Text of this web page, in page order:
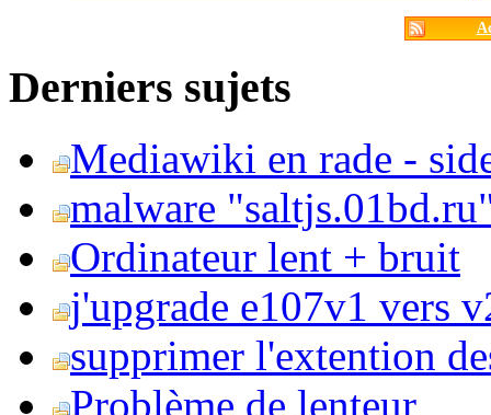
Derniers sujets
Mediawiki en rade -
malware
Ordinateur lent + bruit
j'upgrade e107v1 vers
supprimer l'extention
Problème de lenteur